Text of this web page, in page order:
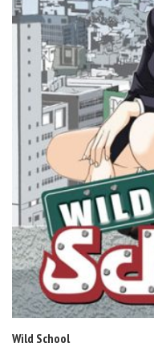
Wild School